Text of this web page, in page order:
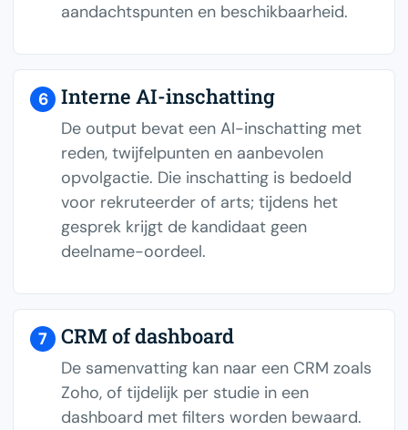
aandachtspunten en beschikbaarheid.
6 Interne AI-inschatting
De output bevat een AI-inschatting met
reden, twijfelpunten en aanbevolen
opvolgactie. Die inschatting is bedoeld
voor rekruteerder of arts; tijdens het
gesprek krijgt de kandidaat geen
deelname-oordeel.
7 CRM of dashboard
De samenvatting kan naar een CRM zoals
Zoho, of tijdelijk per studie in een
dashboard met filters worden bewaard.